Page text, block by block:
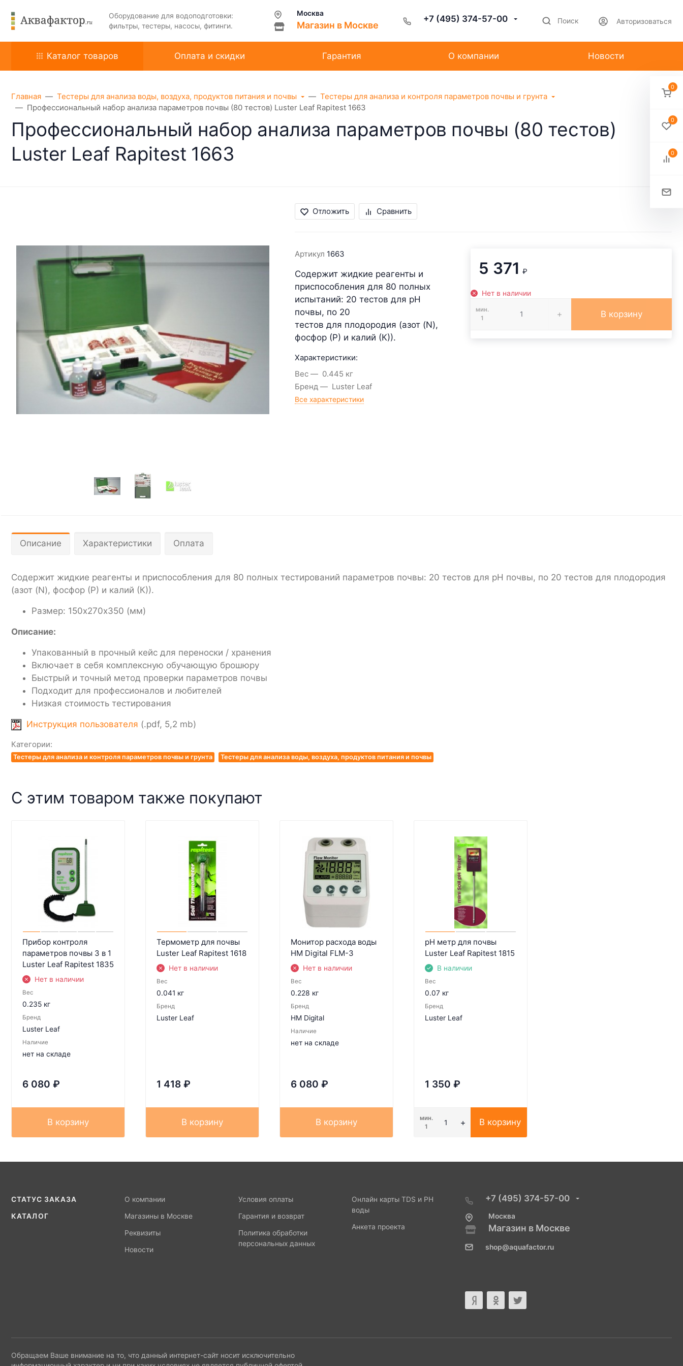
Оборудование для водоподготовки:
фильтры, тестеры, насосы, фитинги.
Москва
Магазин в Москве
+7 (495) 374-57-00 Поиск Авторизоваться
Каталог товаров Оплата и скидки Гарантия О компании Новости
Главная Тестеры для анализа воды, воздуха, продуктов питания и почвы
Тестеры для анализа и контроля параметров почвы и грунта
Профессиональный набор анализа параметров почвы (80 тестов) Luster Leaf Rapitest 1663
Профессиональный набор анализа параметров почвы (80 тестов)
Luster Leaf Rapitest 1663
Отложить Сравнить
Артикул 1663
Содержит жидкие реагенты и
приспособления для 80 полных
испытаний: 20 тестов для рН
почвы, по 20
тестовдля плодородия (азот (N),
фосфор (Р) и калий (К)).
Характеристики:
Вес
0.445 кг
Бренд
Luster Leaf
Все характеристики
5 371 ₽
Нет в наличии
мин.
1
В корзину
Описание Характеристики Оплата
Содержит жидкие реагенты и приспособления для 80 полных тестирований параметров почвы: 20 тестов для рН почвы, по 20 тестов для плодородия
(азот (N), фосфор (Р) и калий (К)).
Размер: 150х270х350 (мм)
Описание:
Упакованный в прочный кейс для переноски / хранения
Включает в себя комплексную обучающую брошюру
Быстрый и точный метод проверки параметров почвы
Подходит для профессионалов и любителей
Низкая стоимость тестирования
Инструкция пользователя (.pdf, 5,2 mb)
Категории:
Тестеры для анализа и контроля параметров почвы и грунта Тестеры для анализа воды, воздуха, продуктов питания и почвы
С этим товаром также покупают
Прибор контроля
параметров почвы 3 в 1
Luster Leaf Rapitest 1835
Нет в наличии
Вес
0.235 кг
Бренд
Luster Leaf
Наличие
нет на складе
6 080 ₽
В корзину
Термометр для почвы
Luster Leaf Rapitest 1618
Нет в наличии
Вес
0.041 кг
Бренд
Luster Leaf
1 418 ₽
В корзину
Монитор расхода воды
HM Digital FLM-3
Нет в наличии
Вес
0.228 кг
Бренд
HM Digital
Наличие
нет на складе
6 080 ₽
В корзину
pH метр для почвы
Luster Leaf Rapitest 1815
В наличии
Вес
0.07 кг
Бренд
Luster Leaf
1 350 ₽
мин.
1
В корзину
СТАТУС ЗАКАЗА
КАТАЛОГ
О компании
Магазины в Москве
Реквизиты
Новости
Условия оплаты
Гарантия и возврат
Политика обработки
персональных данных
Онлайн карты TDS и PH
воды
Анкета проекта
+7 (495) 374-57-00
Москва
Магазин в Москве
shop@aquafactor.ru
Обращаем Ваше внимание на то, что данный интернет-сайт носит исключительно
0
0
0